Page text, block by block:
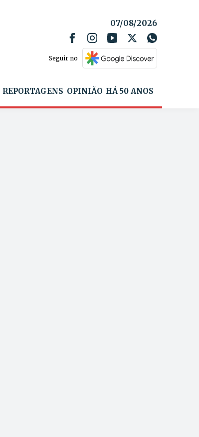
07/08/2026
Seguir no
REPORTAGENS OPINIÃO HÁ 50 ANOS